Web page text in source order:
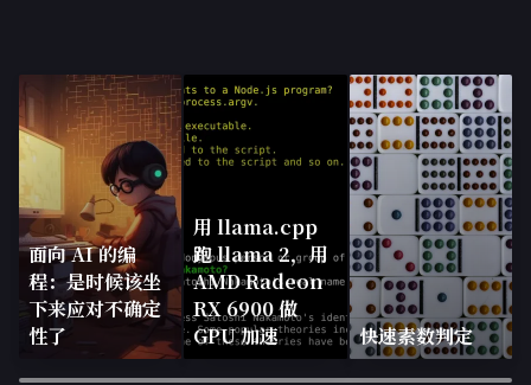
面向 AI 的编
程：是时候该坐
下来应对不确定
性了
用 llama.cpp
跑 llama 2，用
AMD Radeon
RX 6900 做
GPU 加速
快速素数判定